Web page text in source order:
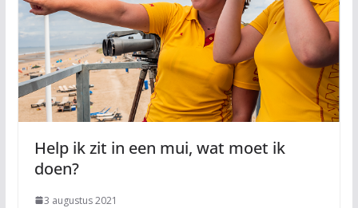
Help ik zit in een mui, wat moet ik
doen?
3 augustus 2021